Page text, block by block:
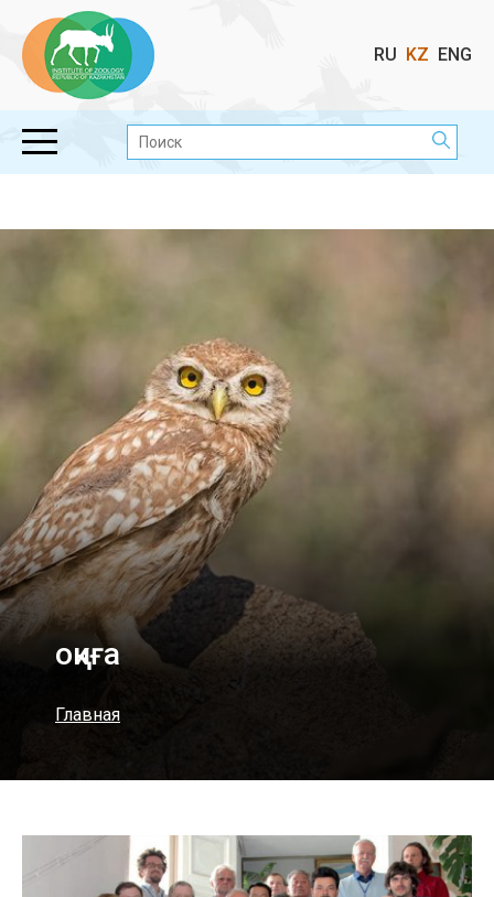
Выбор
RU KZ ENG
Поиск:
оқиға
Главная